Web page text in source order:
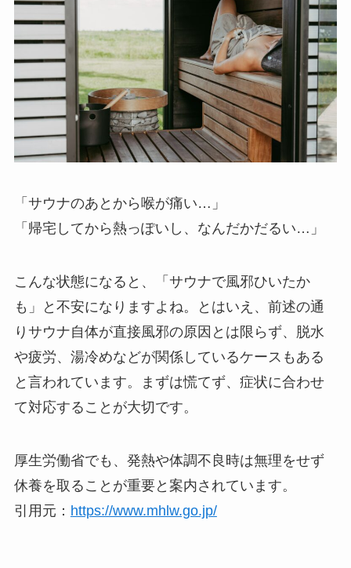
「サウナのあとから喉が痛い…」
「帰宅してから熱っぽいし、なんだかだるい…」
こんな状態になると、「サウナで風邪ひいたか
も」と不安になりますよね。とはいえ、前述の通
りサウナ自体が直接風邪の原因とは限らず、脱水
や疲労、湯冷めなどが関係しているケースもある
と言われています。まずは慌てず、症状に合わせ
て対応することが大切です。
厚生労働省でも、発熱や体調不良時は無理をせず
休養を取ることが重要と案内されています。
引用元： https://www.mhlw.go.jp/